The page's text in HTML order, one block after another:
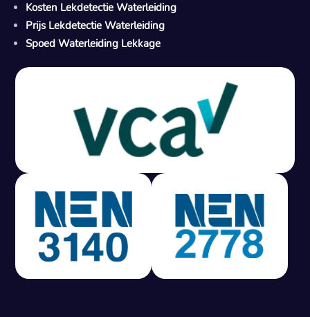
M
Gratis offerte in 24 uur
Geen lekkage? Geen betaling.
Vast tarief van € 395,- exc btw.
Rapport binnen 3 werkdagen.
100% RIsicovrij.
Vaak vergoed door verzekeraar.
Kosten Lekdetectie Waterleiding
Prijs Lekdetectie Waterleiding
Spoed Waterleiding Lekkage